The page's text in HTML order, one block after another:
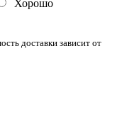
Хорошо
доставки зависит от